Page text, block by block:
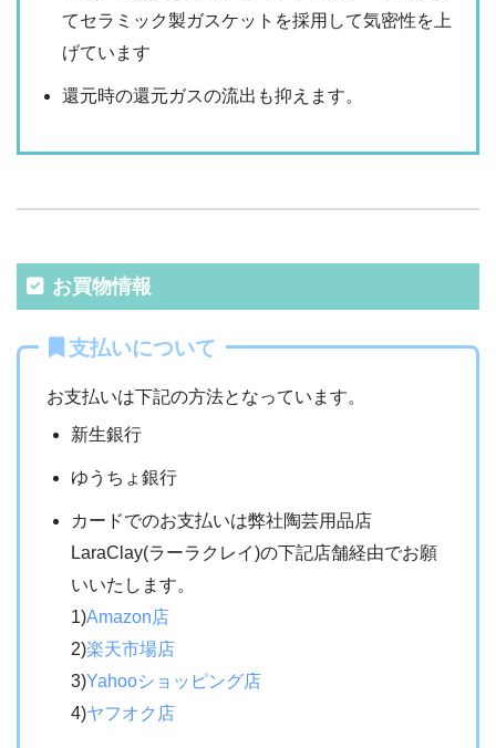
てセラミック製ガスケットを採用して気密性を上
げています
還元時の還元ガスの流出も抑えます。
お買物情報
支払いについて
お支払いは下記の方法となっています。
新生銀行
ゆうちょ銀行
カードでのお支払いは弊社陶芸用品店
LaraClay(ラーラクレイ)の下記店舗経由でお願
いいたします。
1)Amazon店
2)楽天市場店
3)Yahooショッピング店
4)ヤフオク店